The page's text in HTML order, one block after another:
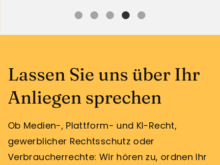
Lassen Sie uns über Ihr
Anliegen sprechen
Ob Medien-, Plattform- und KI-Recht,
gewerblicher Rechtsschutz oder
Verbraucherrechte: Wir hören zu, ordnen Ihr